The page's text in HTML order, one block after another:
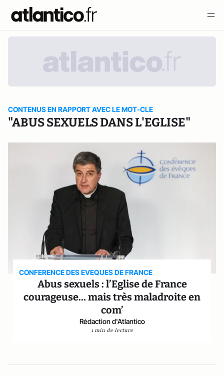
CONTENUS EN RAPPORT AVEC LE MOT-CLE
"ABUS SEXUELS DANS L'EGLISE"
CONFERENCE DES EVEQUES DE FRANCE
Abus sexuels : l’Eglise de France
courageuse… mais très maladroite en
com’
Rédaction d'Atlantico
1 min de lecture